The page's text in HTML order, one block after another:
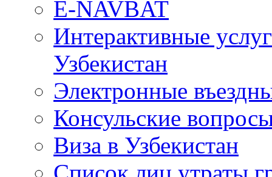
E-NAVBAT
Интерактивные
Узбекистан
Электронные
Консульские
Виза в Узбекистан